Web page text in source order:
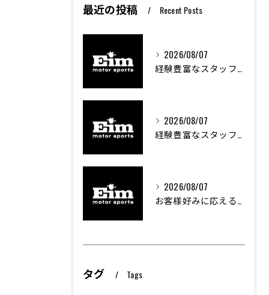
最近の投稿 Recent Posts
2026/08/07
経験豊富なスタッフが支える車両カスタムの魅力
2026/08/07
経験豊富なスタッフが支える車のカスタム技術とは
2026/08/07
お客様好みに応える中古車探しの秘訣
タグ Tags